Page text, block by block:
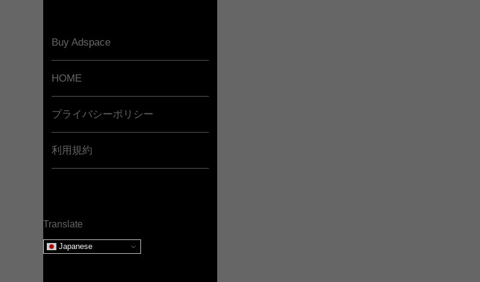
Buy Adspace
HOME
プライバシーポリシー
利用規約
Translate
Japanese